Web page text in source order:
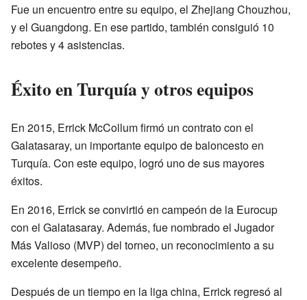
Fue un encuentro entre su equipo, el Zhejiang Chouzhou,
y el Guangdong. En ese partido, también consiguió 10
rebotes y 4 asistencias.
Éxito en Turquía y otros equipos
En 2015, Errick McCollum firmó un contrato con el
Galatasaray, un importante equipo de baloncesto en
Turquía. Con este equipo, logró uno de sus mayores
éxitos.
En 2016, Errick se convirtió en campeón de la Eurocup
con el Galatasaray. Además, fue nombrado el Jugador
Más Valioso (MVP) del torneo, un reconocimiento a su
excelente desempeño.
Después de un tiempo en la liga china, Errick regresó al